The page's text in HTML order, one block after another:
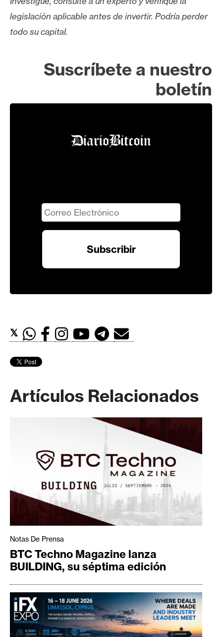
legislación aplicable antes de invertir. Podría perder
todo su capital.
Suscríbete a nuestro
boletín
𝕏
Artículos Relacionados
Notas De Prensa
BTC Techno Magazine lanza
BUILDING, su séptima edición